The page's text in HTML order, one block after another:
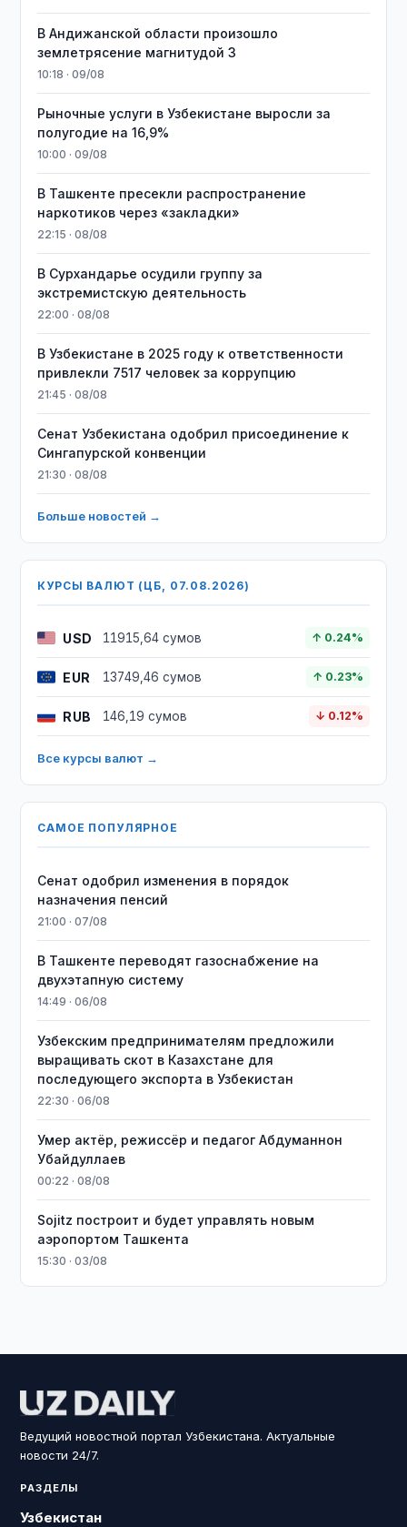
В Андижанской области произошло
землетрясение магнитудой 3
10:18 · 09/08
Рыночные услуги в Узбекистане выросли за
полугодие на 16,9%
10:00 · 09/08
В Ташкенте пресекли распространение
наркотиков через «закладки»
22:15 · 08/08
В Сурхандарье осудили группу за
экстремистскую деятельность
22:00 · 08/08
В Узбекистане в 2025 году к ответственности
привлекли 7517 человек за коррупцию
21:45 · 08/08
Сенат Узбекистана одобрил присоединение к
Сингапурской конвенции
21:30 · 08/08
Больше новостей →
КУРСЫ ВАЛЮТ (ЦБ, 07.08.2026)
USD 11915,64 сумов ↑ 0.24%
EUR 13749,46 сумов ↑ 0.23%
RUB 146,19 сумов ↓ 0.12%
Все курсы валют →
САМОЕ ПОПУЛЯРНОЕ
Сенат одобрил изменения в порядок
назначения пенсий
21:00 · 07/08
В Ташкенте переводят газоснабжение на
двухэтапную систему
14:49 · 06/08
Узбекским предпринимателям предложили
выращивать скот в Казахстане для
последующего экспорта в Узбекистан
22:30 · 06/08
Умер актёр, режиссёр и педагог Абдуманнон
Убайдуллаев
00:22 · 08/08
Sojitz построит и будет управлять новым
аэропортом Ташкента
15:30 · 03/08
Ведущий новостной портал Узбекистана. Актуальные
новости 24/7.
РАЗДЕЛЫ
Узбекистан